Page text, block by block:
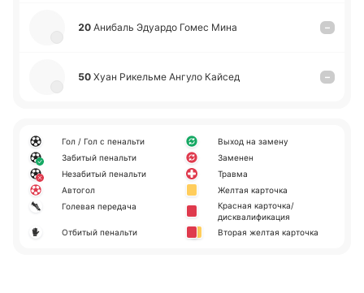
20 Ани­баль Эдуа­рдо Гомес Мина –
50 Хуан Ри­ке­льме Ангуло Кайсед –
Гол / Гол с пенальти
Забитый пенальти
Незабитый пенальти
Автогол
Голевая передача
Отбитый пенальти
Выход на замену
Заменен
Травма
Желтая карточка
Красная карточка/
дисквалификация
Вторая желтая карточка